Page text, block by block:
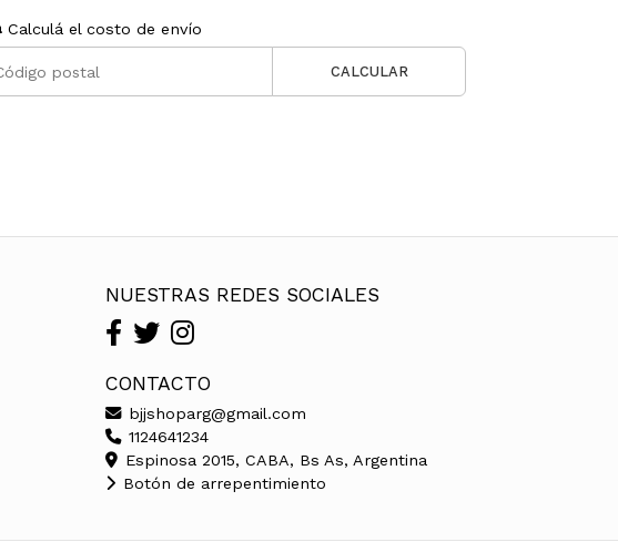
Calculá el costo de envío
CALCULAR
NUESTRAS REDES SOCIALES
CONTACTO
bjjshoparg@gmail.com
1124641234
Espinosa 2015, CABA, Bs As, Argentina
Botón de arrepentimiento